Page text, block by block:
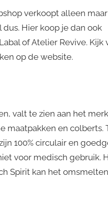
verkoopt alleen maar
dus. Hier koop je dan ook
of Atelier Revive. Kijk
op de website.
valt te zien aan het
maatpakken en colberts.
100% circulair en
voor medisch gebruik.
Spirit kan het